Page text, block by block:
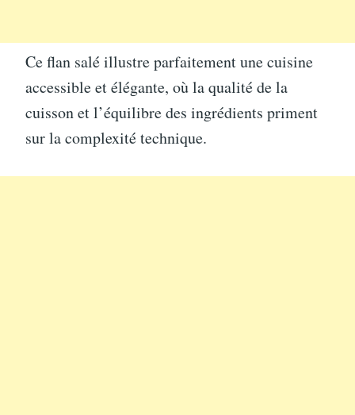
Ce flan salé illustre parfaitement une cuisine
accessible et élégante, où la qualité de la
cuisson et l’équilibre des ingrédients priment
sur la complexité technique.